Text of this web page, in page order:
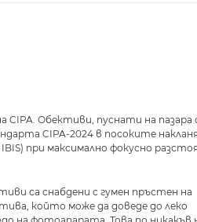
Обективи, пуснати на пазара
CIPA-2024 в посоките
при максимално фокусно
са снабдени с гумен пръстен на
който може да доведе до леко